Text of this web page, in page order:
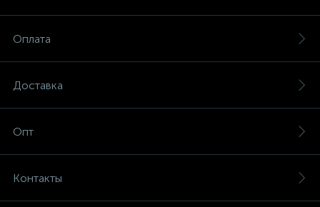
Оплата
Доставка
Опт
Контакты